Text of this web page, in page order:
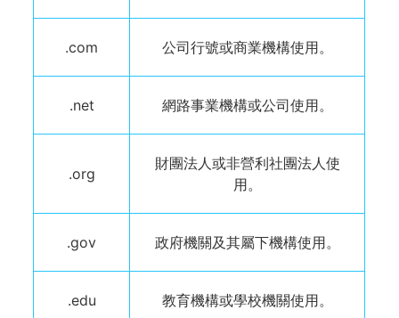
.com 公司行號或商業機構使用。
.net 網路事業機構或公司使用。
.org
財團法人或非營利社團法人使
用。
.gov 政府機關及其屬下機構使用。
.edu 教育機構或學校機關使用。